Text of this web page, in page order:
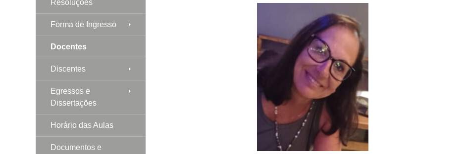
Resoluções
Forma de Ingresso
Docentes
Discentes
Egressos e
Dissertações
Horário das Aulas
Documentos e